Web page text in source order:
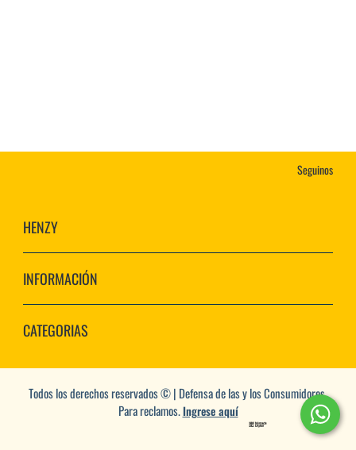
Seguinos
HENZY
INFORMACIÓN
CATEGORIAS
Todos los derechos reservados © | Defensa de las y los Consumidores.
Para reclamos.Ingrese aquí